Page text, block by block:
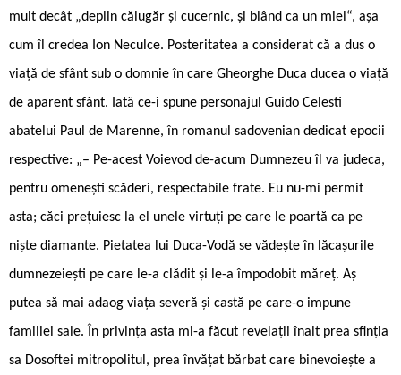
mult decât „deplin călugăr și cucernic, și blând ca un miel“, așa
cum îl credea Ion Neculce. Posteritatea a considerat că a dus o
viață de sfânt sub o domnie în care Gheorghe Duca ducea o viață
de aparent sfânt. Iată ce-i spune personajul Guido Celesti
abatelui Paul de Marenne, în romanul sadovenian dedicat epocii
respective: „– Pe-acest Voievod de-acum Dumnezeu îl va judeca,
pentru omenești scăderi, respectabile frate. Eu nu-mi permit
asta; căci prețuiesc la el unele virtuți pe care le poartă ca pe
niște diamante. Pietatea lui Duca-Vodă se vădește în lăcașurile
dumnezeiești pe care le-a clădit și le-a împodobit măreț. Aș
putea să mai adaog viața severă și castă pe care-o impune
familiei sale. În privința asta mi-a făcut revelații înalt prea sfinția
sa Dosoftei mitropolitul, prea învățat bărbat care binevoiește a